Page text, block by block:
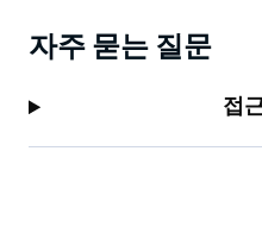
자주 묻는 질문
접